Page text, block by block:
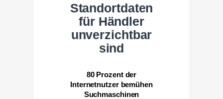
Standortdaten
für Händler
unverzichtbar
sind
80 Prozent der
Internetnutzer bemühen
Suchmaschinen